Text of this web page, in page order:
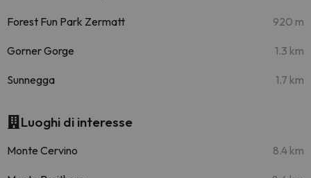
Forest Fun Park Zermatt 920 m
Gorner Gorge 1.3 km
Sunnegga 1.7 km
Luoghi di interesse
Monte Cervino 8.4 km